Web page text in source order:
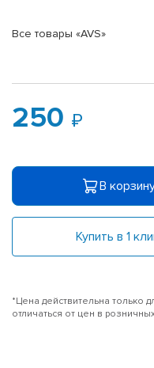
Все товары «AVS»
250
В
Купить в 1
*Цена действительна только
отличаться от цен в